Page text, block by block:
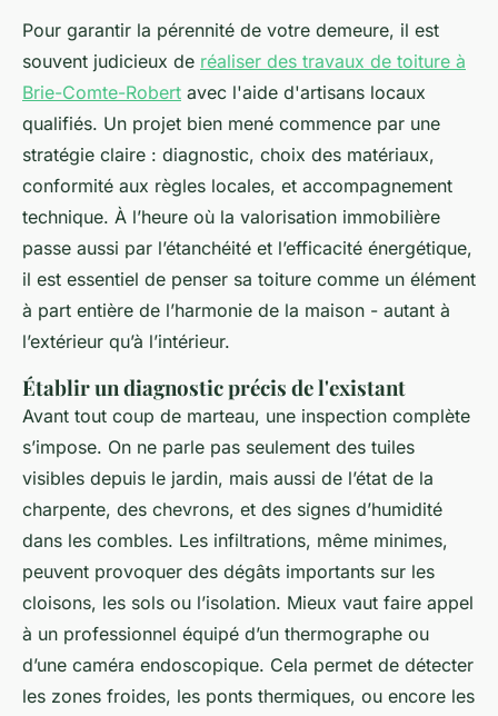
Pour garantir la pérennité de votre demeure, il est
souvent judicieux de réaliser des travaux de toiture à
Brie-Comte-Robert avec l'aide d'artisans locaux
qualifiés. Un projet bien mené commence par une
stratégie claire : diagnostic, choix des matériaux,
conformité aux règles locales, et accompagnement
technique. À l’heure où la valorisation immobilière
passe aussi par l’étanchéité et l’efficacité énergétique,
il est essentiel de penser sa toiture comme un élément
à part entière de l’harmonie de la maison - autant à
l’extérieur qu’à l’intérieur.
Établir un diagnostic précis de l'existant
Avant tout coup de marteau, une inspection complète
s’impose. On ne parle pas seulement des tuiles
visibles depuis le jardin, mais aussi de l’état de la
charpente, des chevrons, et des signes d’humidité
dans les combles. Les infiltrations, même minimes,
peuvent provoquer des dégâts importants sur les
cloisons, les sols ou l’isolation. Mieux vaut faire appel
à un professionnel équipé d’un thermographe ou
d’une caméra endoscopique. Cela permet de détecter
les zones froides, les ponts thermiques, ou encore les